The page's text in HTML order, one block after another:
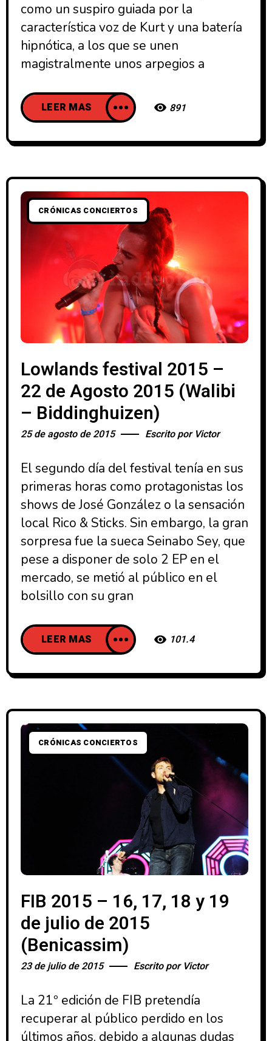
como un suspiro guiada por la
característica voz de Kurt y una batería
hipnótica, a los que se unen
magistralmente unos arpegios a
LEER MAS 891
CRÓNICAS CONCIERTOS
Lowlands festival 2015 –
22 de Agosto 2015 (Walibi
– Biddinghuizen)
25 de agosto de 2015 Escrito por Victor
El segundo día del festival tenía en sus
primeras horas como protagonistas los
shows de José González o la sensación
local Rico & Sticks. Sin embargo, la gran
sorpresa fue la sueca Seinabo Sey, que
pese a disponer de solo 2 EP en el
mercado, se metió al público en el
bolsillo con su gran
LEER MAS 101.4
CRÓNICAS CONCIERTOS
FIB 2015 – 16, 17, 18 y 19
de julio de 2015
(Benicassim)
23 de julio de 2015 Escrito por Victor
La 21º edición de FIB pretendía
recuperar al público perdido en los
últimos años, debido a algunas dudas